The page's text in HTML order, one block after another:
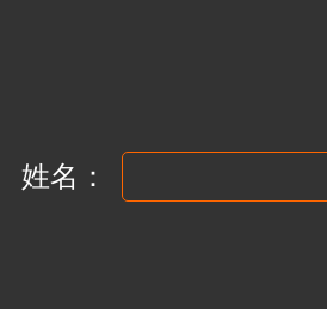
姓名：